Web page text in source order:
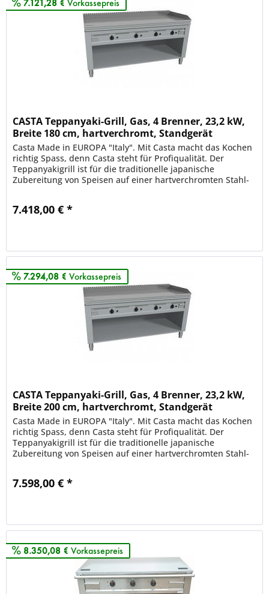
7.121,28 € Vorkassepreis
CASTA Teppanyaki-Grill, Gas, 4 Brenner, 23,2 kW,
Breite 180 cm, hartverchromt, Standgerät
Casta Made in EUROPA "Italy". Mit Casta macht das Kochen
richtig Spass, denn Casta steht für Profiqualität. Der
Teppanyakigrill ist für die traditionelle japanische
Zubereitung von Speisen auf einer hartverchromten Stahl-
7.418,00 € *
7.294,08 € Vorkassepreis
CASTA Teppanyaki-Grill, Gas, 4 Brenner, 23,2 kW,
Breite 200 cm, hartverchromt, Standgerät
Casta Made in EUROPA "Italy". Mit Casta macht das Kochen
richtig Spass, denn Casta steht für Profiqualität. Der
Teppanyakigrill ist für die traditionelle japanische
Zubereitung von Speisen auf einer hartverchromten Stahl-
7.598,00 € *
8.350,08 € Vorkassepreis